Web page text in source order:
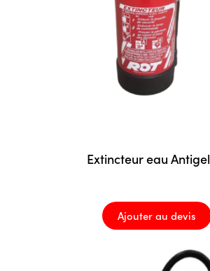
Extincteur eau
Ajouter au devis